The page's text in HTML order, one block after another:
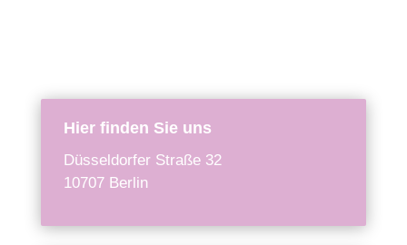
Hier finden Sie uns
Düsseldorfer Straße 32
10707 Berlin